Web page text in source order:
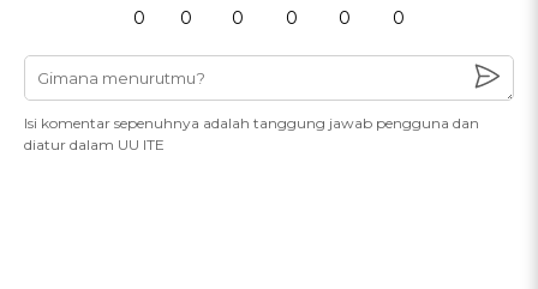
0 0 0 0 0 0
Isi komentar sepenuhnya adalah tanggung jawab pengguna dan
diatur dalam UU ITE